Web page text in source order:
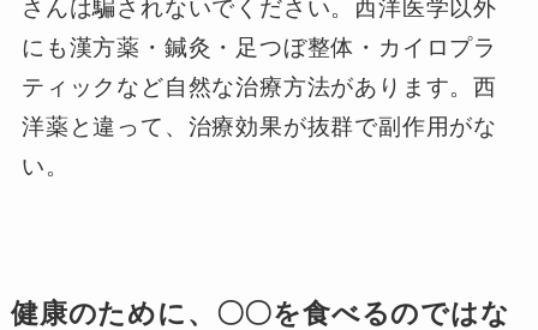
さんは騙されないでください。西洋医学以外
にも漢方薬・鍼灸・足つぼ整体・カイロプラ
ティックなど自然な治療方法があります。西
洋薬と違って、治療効果が抜群で副作用がな
い。
健康のために、〇〇を食べるのではな